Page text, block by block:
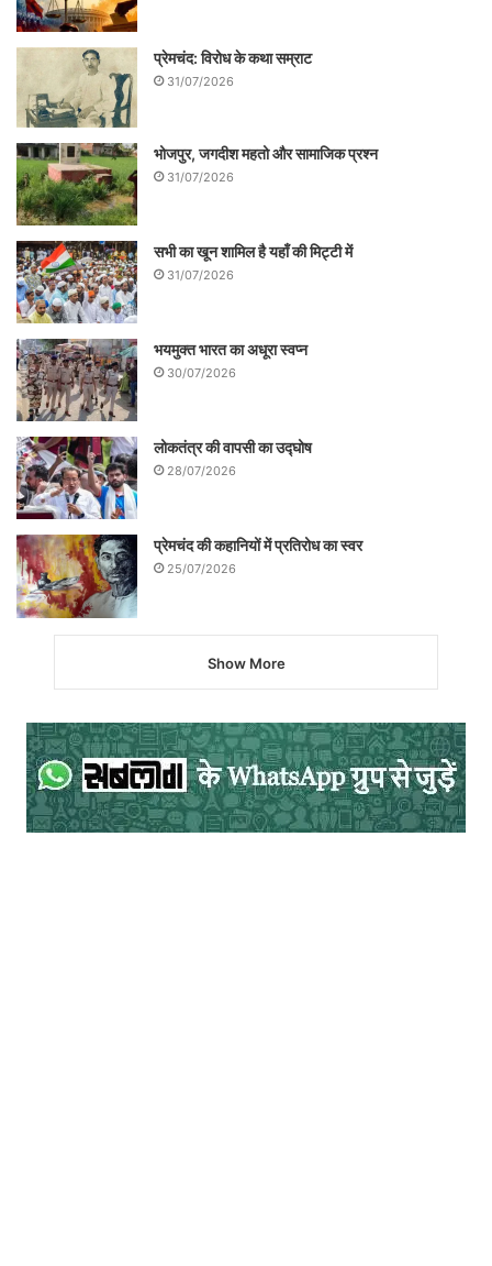
प्रेमचंद: विरोध के कथा सम्राट
31/07/2026
भोजपुर, जगदीश महतो और सामाजिक प्रश्न
31/07/2026
सभी का खून शामिल है यहाँ की मिट्टी में
31/07/2026
भयमुक्त भारत का अधूरा स्वप्न
30/07/2026
लोकतंत्र की वापसी का उद्घोष
28/07/2026
प्रेमचंद की कहानियों में प्रतिरोध का स्वर
25/07/2026
Show More